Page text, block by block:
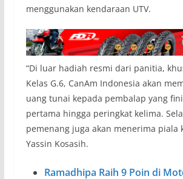
menggunakan kendaraan UTV.
“Di luar hadiah resmi dari panitia,
Kelas G.6, CanAm Indonesia akan
uang tunai kepada pembalap yang
pertama hingga peringkat kelima.
pemenang juga akan menerima piala
Yassin Kosasih.
Ramadhipa Raih 9 Poin di